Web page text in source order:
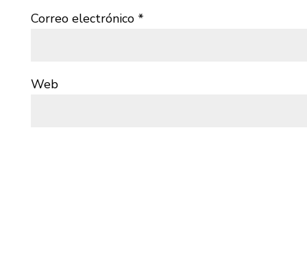
Correo electrónico *
Web